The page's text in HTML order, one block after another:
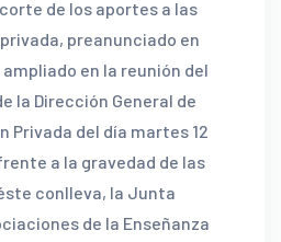
de los aportes a las
preanunciado en
ampliado en la reunión del
la Dirección General de
Privada del día martes 12
a la gravedad de las
conlleva, la Junta
de la Enseñanza